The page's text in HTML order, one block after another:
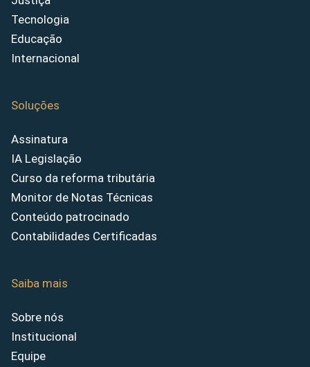
Tecnologia
Educação
Internacional
Soluções
Assinatura
IA Legislação
Curso da reforma tributária
Monitor de Notas Técnicas
Conteúdo patrocinado
Contabilidades Certificadas
Saiba mais
Sobre nós
Institucional
Equipe